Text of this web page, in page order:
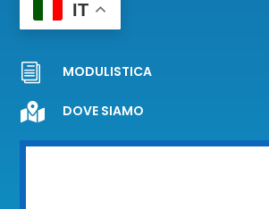
IT
i MODULISTICA
 DOVE SIAMO